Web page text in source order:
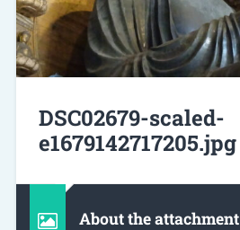
DSC02679-scaled-
e1679142717205.jpg
About the attachment